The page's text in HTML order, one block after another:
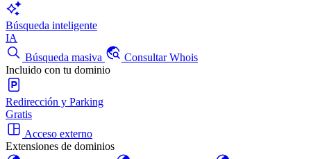
Búsqueda inteligente
IA
Búsqueda masiva
Consultar Whois
Incluido con tu dominio
Redirección y Parking
Gratis
Acceso externo
Extensiones de dominios